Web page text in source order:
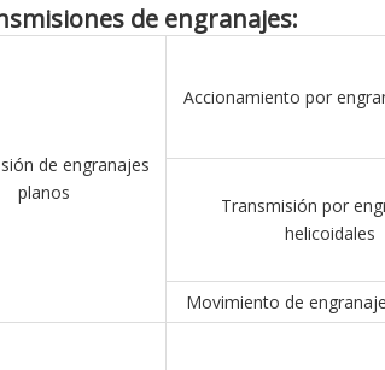
de engranajes:
de engranajes
planos
Accionamiento por
Transmisión por
helicoidales
Movimiento de